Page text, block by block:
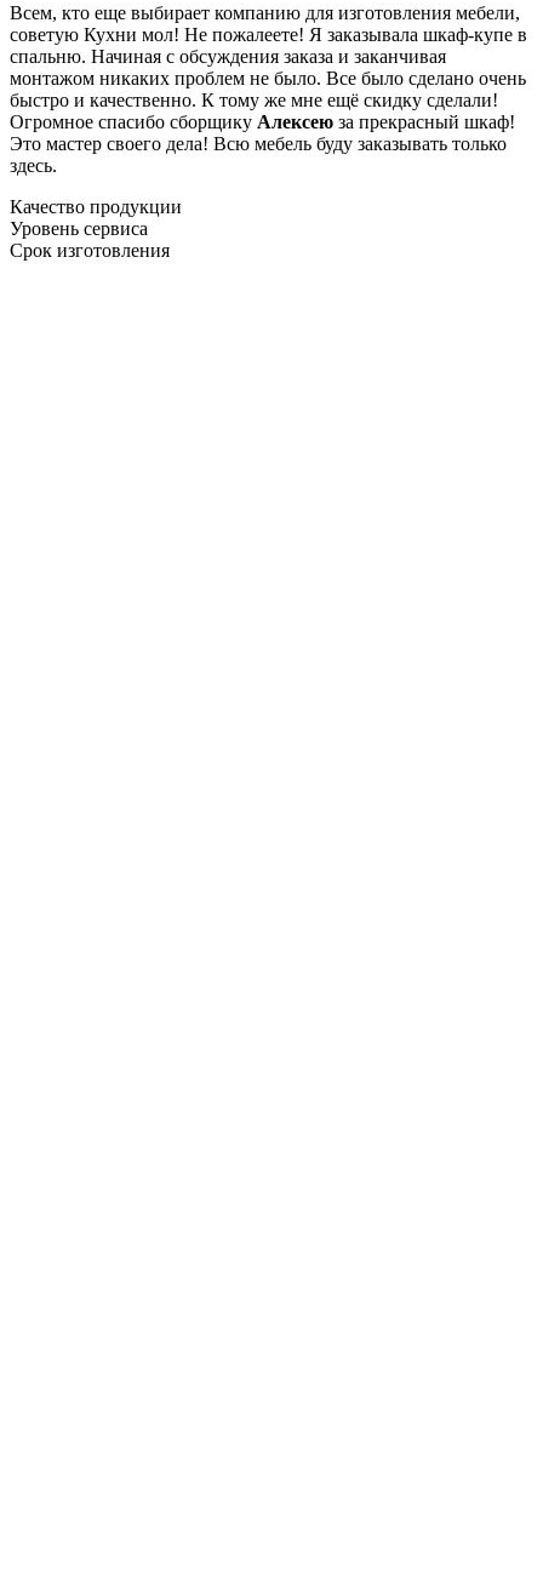
Всем, кто еще выбирает компанию для изготовления мебели,
советую Кухни мол! Не пожалеете! Я заказывала шкаф-купе в
спальню. Начиная с обсуждения заказа и заканчивая
монтажом никаких проблем не было. Все было сделано очень
быстро и качественно. К тому же мне ещё скидку сделали!
Огромное спасибо сборщику Алексею за прекрасный шкаф!
Это мастер своего дела! Всю мебель буду заказывать только
здесь.
Качество продукции
Уровень сервиса
Срок изготовления